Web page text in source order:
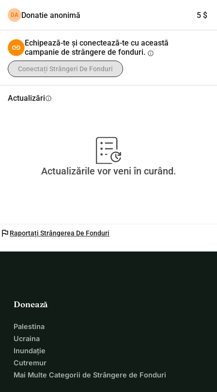
DA Donatie anonimă 5 $
Echipează-te și conectează-te cu această
campanie de strângere de fonduri. info
Conectați Strângeri De Fonduri
Actualizăriinfo
Actualizările vor veni în curând.
flag Raportați Strângerea De Fonduri
Donează
Palestina
Ucraina
Inundație
Cutremur
Mai Multe Categorii de Strângere de Fonduri